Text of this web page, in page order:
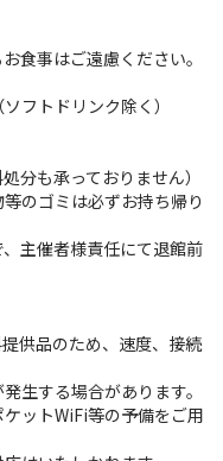
食事はご遠慮ください。
フトドリンク除く）
分も承っておりません）
のゴミは必ずお持ち帰り
主催者様責任にて退館前
供品のため、速度、接続
生する場合があります。
ットWiFi等の予備をご用